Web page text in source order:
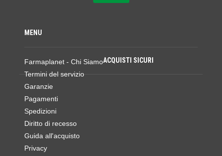
MENU
Farmaplanet - Chi Siamo
Termini del servizio
Garanzie
Pagamenti
Spedizioni
Diritto di recesso
Guida all'acquisto
Privacy
ACQUISTI SICURI